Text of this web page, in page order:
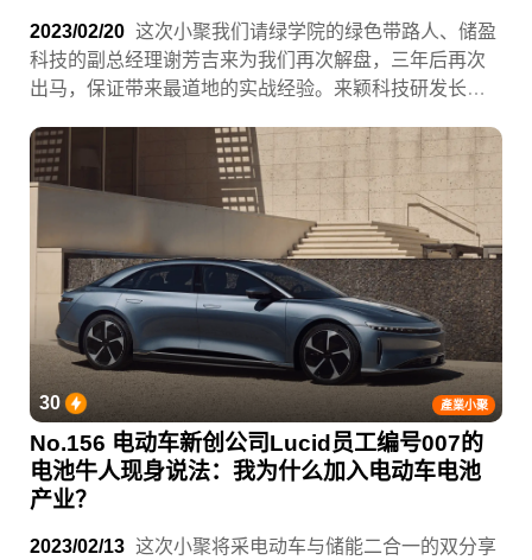
2023/02/20 这次小聚我们请绿学院的绿色带路人、储盈
科技的副总经理谢芳吉来为我们再次解盘，三年后再次
出马，保证带来最道地的实战经验。来颖科技研发长
将军，储盈科技就是我认为最会选择战场的将军。」
產業小聚
30
No.156 电动车新创公司Lucid员工编号007的
电池牛人现身说法：我为什么加入电动车电池
产业？
2023/02/13 这次小聚将采电动车与储能二合一的双分享